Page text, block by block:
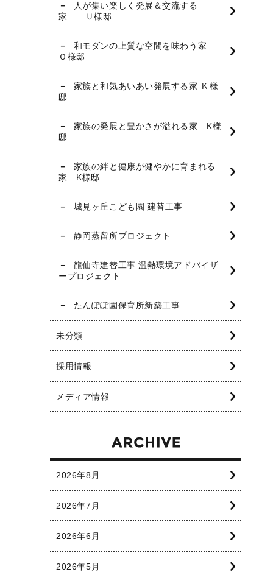
人が集い楽しく発展＆交流する
家 Ｕ様邸
和モダンの上質な空間を味わう家
Ｏ様邸
家族と和気あいあい発展する家 Ｋ様
邸
家族の発展と豊かさが溢れる家 K様
邸
家族の絆と健康が健やかに育まれる
家 K様邸
城見ヶ丘こども園 建替工事
静岡蒸留所プロジェクト
龍仙寺建替工事 温熱環境アドバイザ
ープロジェクト
たんぽぽ園保育所新築工事
未分類
採用情報
メディア情報
2026年8月
2026年7月
2026年6月
2026年5月